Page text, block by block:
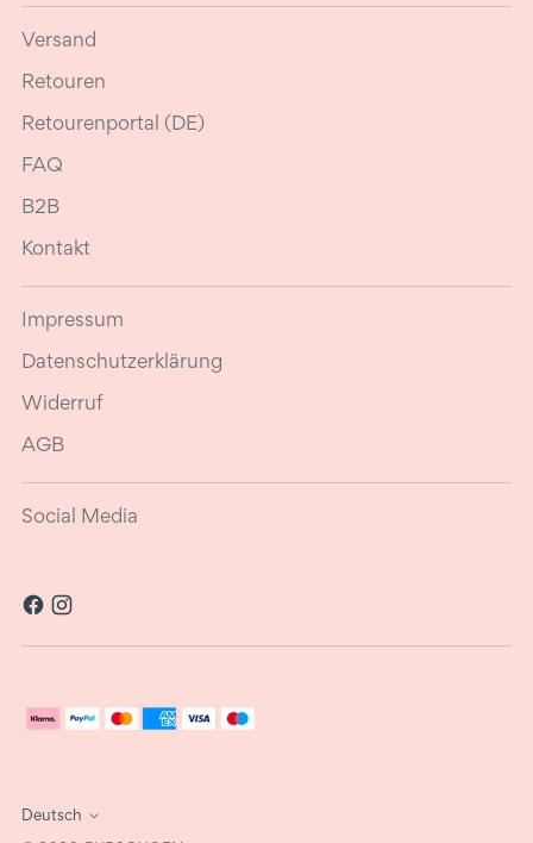
Versand
Retouren
Retourenportal (DE)
FAQ
B2B
Kontakt
Impressum
Datenschutzerklärung
Widerruf
AGB
Social Media
Sprache
Deutsch